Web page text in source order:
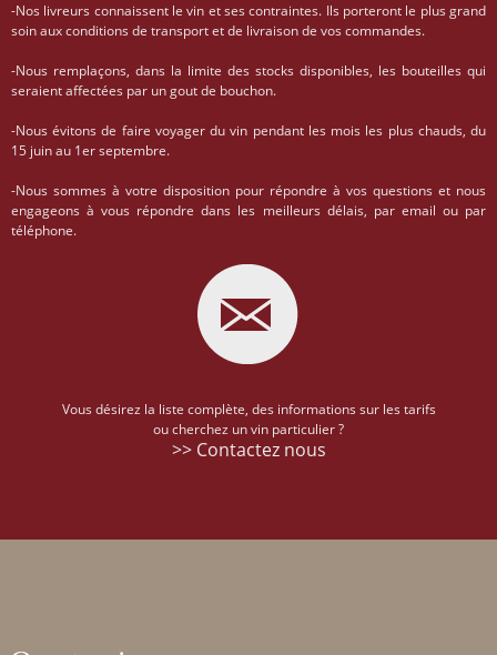
-Nos livreurs connaissent le vin et ses contraintes. Ils porteront le plus grand
soin aux conditions de transport et de livraison de vos commandes.
-Nous remplaçons, dans la limite des stocks disponibles, les bouteilles qui
seraient affectées par un gout de bouchon.
-Nous évitons de faire voyager du vin pendant les mois les plus chauds, du
15 juin au 1er septembre.
-Nous sommes à votre disposition pour répondre à vos questions et nous
engageons à vous répondre dans les meilleurs délais, par email ou par
téléphone.
Vous désirez la liste complète, des informations sur les tarifs
ou cherchez un vin particulier ?
>> Contactez nous